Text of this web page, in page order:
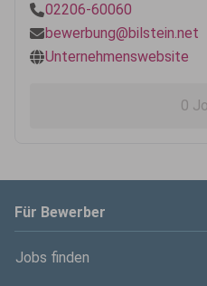
02206-60060
bewerbung@bilstein.net
Unternehmenswebsite
0
Für Bewerber
Jobs finden